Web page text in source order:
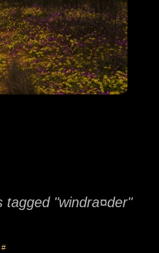
tagged "windra¤der"
#